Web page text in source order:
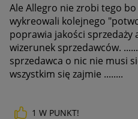
Ale Allegro nie zrobi tego bo
wykreowali kolejnego
poprawia jakości sprzedaży
wizerunek sprzedawców.
sprzedawca o nic nie musi
wszystkim się zajmie ........
1 W PUNKT!